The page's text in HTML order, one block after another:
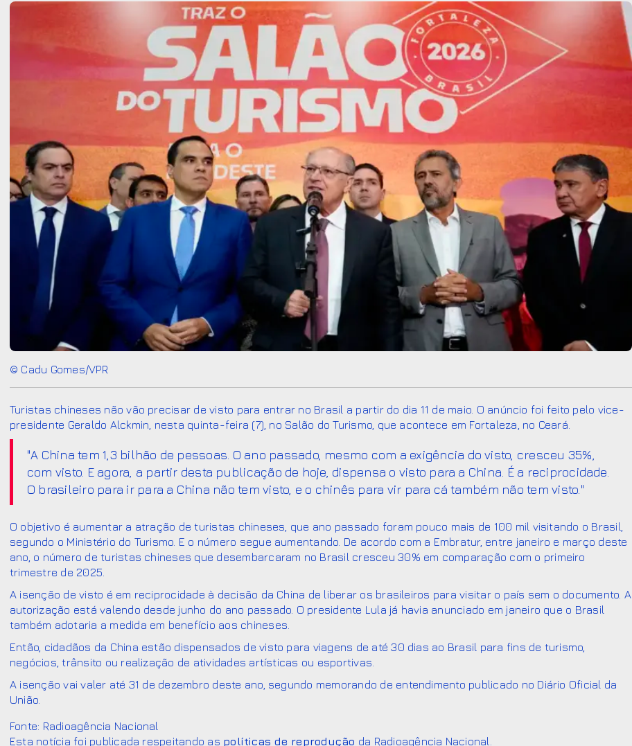
© Cadu Gomes/VPR
Turistas chineses não vão precisar de visto para entrar no Brasil a partir do dia 11 de maio. O anúncio foi feito pelo vice-
presidente Geraldo Alckmin, nesta quinta-feira (7), no Salão do Turismo, que acontece em Fortaleza, no Ceará.
"A China tem 1,3 bilhão de pessoas. O ano passado, mesmo com a exigência do visto, cresceu 35%,
com visto. E agora, a partir desta publicação de hoje, dispensa o visto para a China. É a reciprocidade.
O brasileiro para ir para a China não tem visto, e o chinês para vir para cá também não tem visto."
O objetivo é aumentar a atração de turistas chineses, que ano passado foram pouco mais de 100 mil visitando o Brasil,
segundo o Ministério do Turismo. E o número segue aumentando. De acordo com a Embratur, entre janeiro e março deste
ano, o número de turistas chineses que desembarcaram no Brasil cresceu 30% em comparação com o primeiro
trimestre de 2025.
A isenção de visto é em reciprocidade à decisão da China de liberar os brasileiros para visitar o país sem o documento. A
autorização está valendo desde junho do ano passado. O presidente Lula já havia anunciado em janeiro que o Brasil
também adotaria a medida em benefício aos chineses.
Então, cidadãos da China estão dispensados de visto para viagens de até 30 dias ao Brasil para fins de turismo,
negócios, trânsito ou realização de atividades artísticas ou esportivas.
A isenção vai valer até 31 de dezembro deste ano, segundo memorando de entendimento publicado no Diário Oficial da
União.
Fonte: Radioagência Nacional
Esta notícia foi publicada respeitando as políticas de reprodução da Radioagência Nacional.